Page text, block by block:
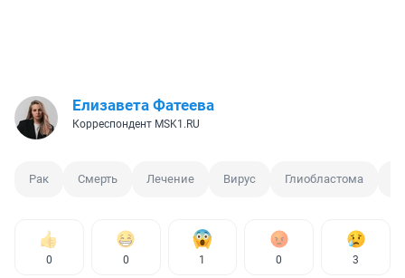
Елизавета Фатеева
Корреспондент MSK1.RU
Рак Смерть Лечение Вирус Глиобластома
0 0 1 0 3